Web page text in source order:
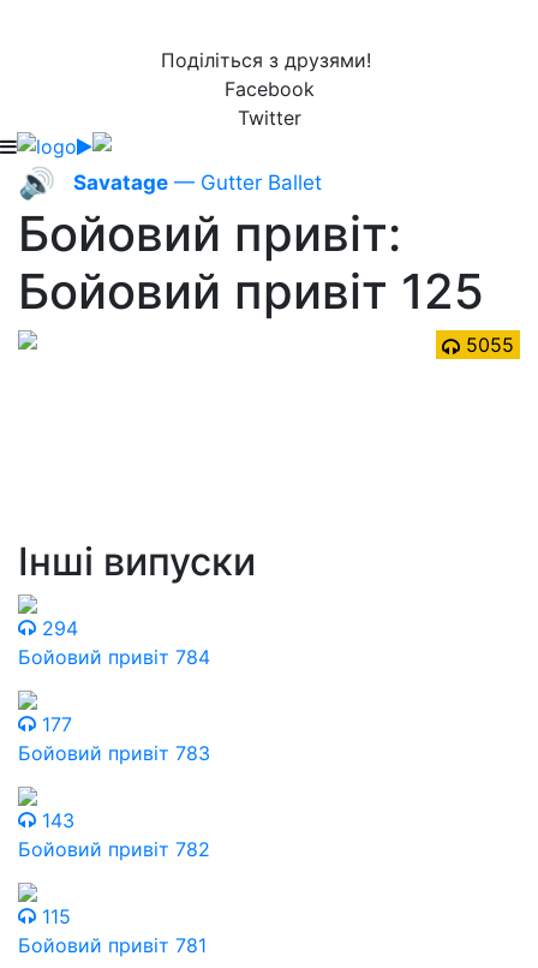
Поділіться з друзями!
Facebook
Twitter
🔊 Savatage — Gutter Ballet
Бойовий привіт:
Бойовий привіт 125
5055
Інші випуски
294
Бойовий привіт 784
177
Бойовий привіт 783
143
Бойовий привіт 782
115
Бойовий привіт 781